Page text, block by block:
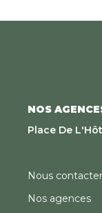
encore plus
NOS
Place De
Nous contacter
Nos agences